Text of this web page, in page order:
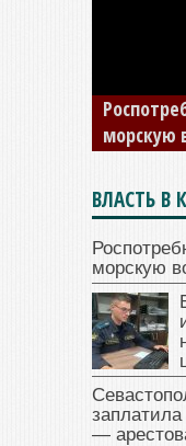
В Крыму
изъяли
накопил
ГИБДД
ВЛАСТЬ В
морскую
—